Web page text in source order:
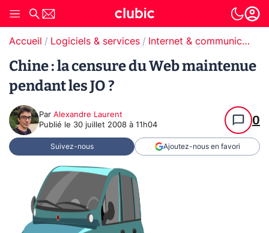
Accueil Logiciels & services Internet & communication
Chine : la censure du Web maintenue
pendant les JO ?
Par Alexandre Laurent
Publié le 30 juillet 2008 à 11h04 0
Suivez-nous Ajoutez-nous en favori